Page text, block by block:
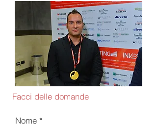
Facci delle domande
Nome